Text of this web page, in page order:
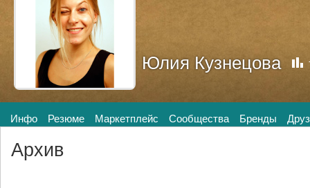
Юлия Кузнецова
Инфо Резюме Маркетплейс Сообщества Бренды
Архив